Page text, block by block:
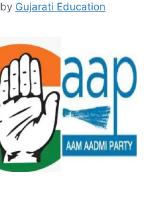
by Gujarati Education